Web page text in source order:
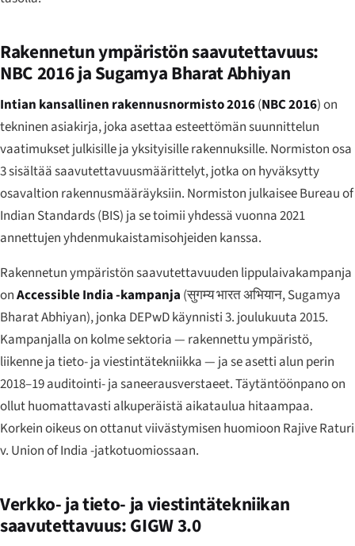
Rakennetun ympäristön saavutettavuus:
NBC 2016 ja Sugamya Bharat Abhiyan
Intian kansallinen rakennusnormisto 2016(NBC 2016) on
tekninen asiakirja, joka asettaa esteettömän suunnittelun
vaatimukset julkisille ja yksityisille rakennuksille. Normiston osa
3 sisältää saavutettavuusmäärittelyt, jotka on hyväksytty
osavaltion rakennusmääräyksiin. Normiston julkaisee Bureau of
Indian Standards (BIS) ja se toimii yhdessä vuonna 2021
annettujen yhdenmukaistamisohjeiden kanssa.
Rakennetun ympäristön saavutettavuuden lippulaivakampanja
onAccessible India -kampanja (सुगम्य भारत अभियान,Sugamya
Bharat Abhiyan), jonka DEPwD käynnisti 3. joulukuuta 2015.
Kampanjalla on kolme sektoria — rakennettu ympäristö,
liikenne ja tieto- ja viestintätekniikka — ja se asetti alun perin
2018–19 auditointi- ja saneerausverstaeet. Täytäntöönpano on
ollut huomattavasti alkuperäistä aikataulua hitaampaa.
Korkein oikeus on ottanut viivästymisen huomioon Rajive Raturi
v. Union of India-jatkotuomiossaan.
Verkko- ja tieto- ja viestintätekniikan
saavutettavuus: GIGW 3.0